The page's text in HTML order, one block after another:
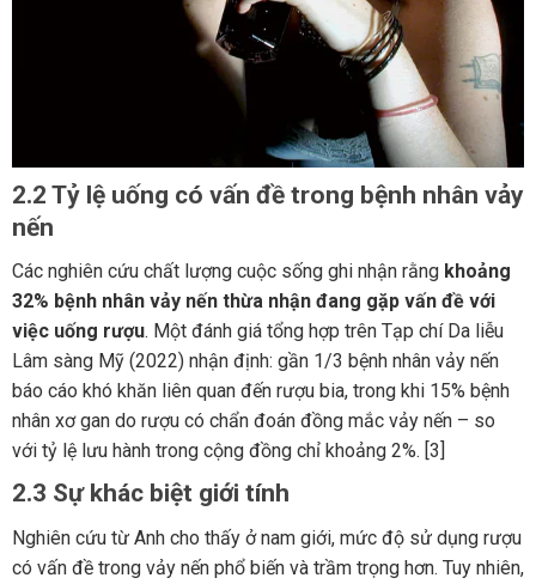
2.2 Tỷ lệ uống có vấn đề trong bệnh nhân vảy
nến
Các nghiên cứu chất lượng cuộc sống ghi nhận rằng khoảng
32% bệnh nhân vảy nến thừa nhận đang gặp vấn đề với
việc uống rượu. Một đánh giá tổng hợp trên Tạp chí Da liễu
Lâm sàng Mỹ (2022) nhận định: gần 1/3 bệnh nhân vảy nến
báo cáo khó khăn liên quan đến rượu bia, trong khi 15% bệnh
nhân xơ gan do rượu có chẩn đoán đồng mắc vảy nến – so
với tỷ lệ lưu hành trong cộng đồng chỉ khoảng 2%. [3]
2.3 Sự khác biệt giới tính
Nghiên cứu từ Anh cho thấy ở nam giới, mức độ sử dụng rượu
có vấn đề trong vảy nến phổ biến và trầm trọng hơn. Tuy nhiên,